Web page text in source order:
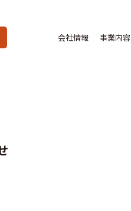
会社情報 事業内容